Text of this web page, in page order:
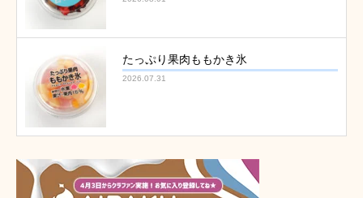
たっぷり果肉ももかき氷
2026.07.31